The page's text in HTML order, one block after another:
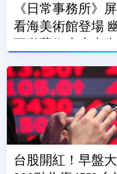
《日常事務所》
看海美術館登場
互動藝術療癒上班
台股開紅！早盤